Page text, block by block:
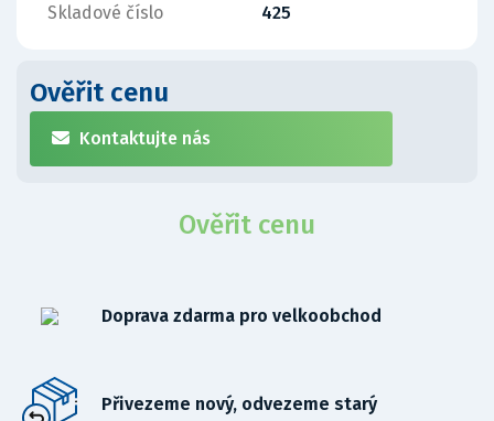
Skladové číslo 425
Ověřit cenu
Kontaktujte nás
Ověřit cenu
Doprava zdarma pro velkoobchod
Přivezeme nový, odvezeme starý